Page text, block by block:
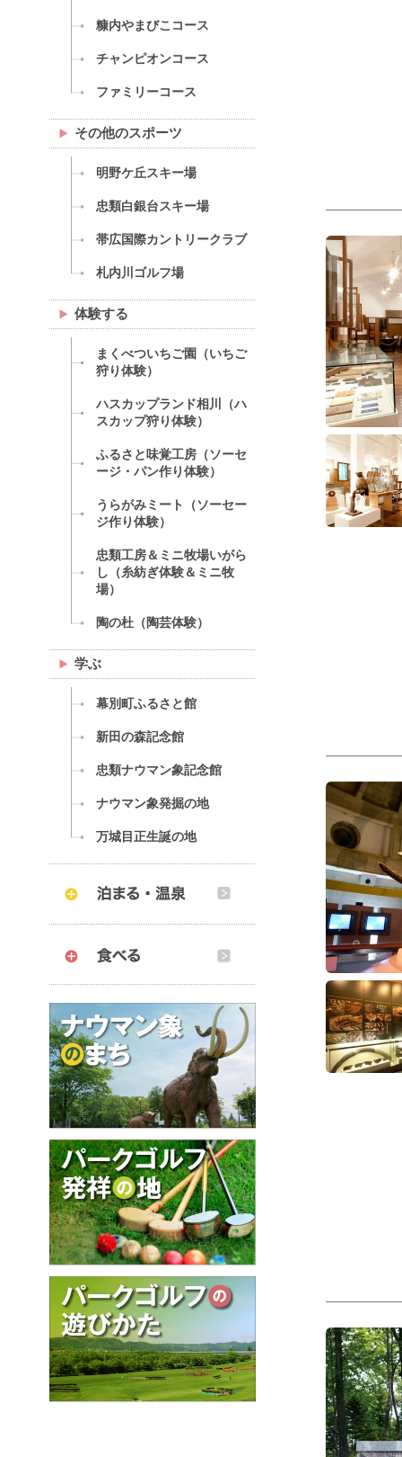
糠内やまびこコース
チャンピオンコース
ファミリーコース
その他のスポーツ
明野ケ丘スキー場
忠類白銀台スキー場
帯広国際カントリークラブ
札内川ゴルフ場
体験する
まくべついちご園（いちご
狩り体験）
ハスカップランド相川（ハ
スカップ狩り体験）
ふるさと味覚工房（ソーセ
ージ・パン作り体験）
うらがみミート（ソーセー
ジ作り体験）
忠類工房＆ミニ牧場いがら
し（糸紡ぎ体験＆ミニ牧
場）
陶の杜（陶芸体験）
学ぶ
幕別町ふるさと館
新田の森記念館
忠類ナウマン象記念館
ナウマン象発掘の地
万城目正生誕の地